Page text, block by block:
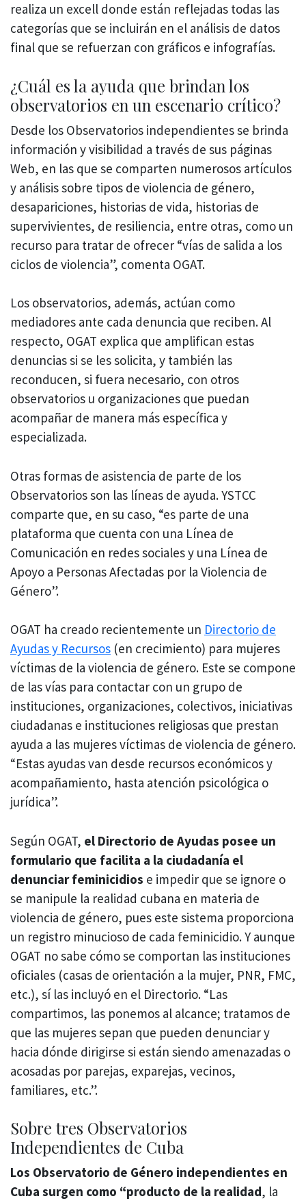
realiza un excell donde están reflejadas todas las
categorías que se incluirán en el análisis de datos
final que se refuerzan con gráficos e infografías.
¿Cuál es la ayuda que brindan los
observatorios en un escenario crítico?
Desde los Observatorios independientes se brinda
información y visibilidad a través de sus páginas
Web, en las que se comparten numerosos artículos
y análisis sobre tipos de violencia de género,
desapariciones, historias de vida, historias de
supervivientes, de resiliencia, entre otras, como un
recurso para tratar de ofrecer “vías de salida a los
ciclos de violencia”, comenta OGAT.
Los observatorios, además, actúan como
mediadores ante cada denuncia que reciben. Al
respecto, OGAT explica que amplifican estas
denuncias si se les solicita, y también las
reconducen, si fuera necesario, con otros
observatorios u organizaciones que puedan
acompañar de manera más específica y
especializada.
Otras formas de asistencia de parte de los
Observatorios son las líneas de ayuda. YSTCC
comparte que, en su caso, “es parte de una
plataforma que cuenta con una Línea de
Comunicación en redes sociales y una Línea de
Apoyo a Personas Afectadas por la Violencia de
Género”.
OGAT ha creado recientemente un Directorio de
Ayudas y Recursos (en crecimiento) para mujeres
víctimas de la violencia de género. Este se compone
de las vías para contactar con un grupo de
instituciones, organizaciones, colectivos, iniciativas
ciudadanas e instituciones religiosas que prestan
ayuda a las mujeres víctimas de violencia de género.
“Estas ayudas van desde recursos económicos y
acompañamiento, hasta atención psicológica o
jurídica”.
Según OGAT, el Directorio de Ayudas posee un
formulario que facilita a la ciudadanía el
denunciar feminicidios e impedir que se ignore o
se manipule la realidad cubana en materia de
violencia de género, pues este sistema proporciona
un registro minucioso de cada feminicidio. Y aunque
OGAT no sabe cómo se comportan las instituciones
oficiales (casas de orientación a la mujer, PNR, FMC,
etc.), sí las incluyó en el Directorio. “Las
compartimos, las ponemos al alcance; tratamos de
que las mujeres sepan que pueden denunciar y
hacia dónde dirigirse si están siendo amenazadas o
acosadas por parejas, exparejas, vecinos,
familiares, etc.”.
Sobre tres Observatorios
Independientes de Cuba
Los Observatorio de Género independientes en
Cuba surgen como “producto de la realidad, la